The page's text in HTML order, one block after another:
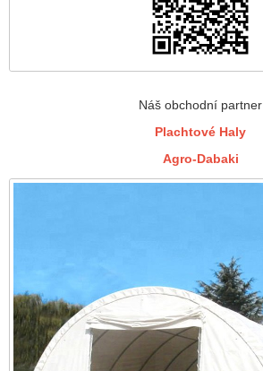
Náš obchodní partner
Plachtové Haly
Agro-Dabaki